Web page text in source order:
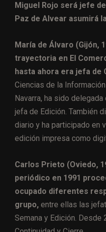
Miguel Rojo será jefe
Paz de Alvear asumirá
María de Álvaro (Gijón,
trayectoria en El
hasta ahora era jefa de
Ciencias de la
Navarra, ha sido
jefa de Edición. También
diario y ha participado en
edición impresa como
Carlos Prieto (Oviedo,
periódico en 1991
ocupado diferentes
grupo, entre ellas las
Semana y Edición. Desde